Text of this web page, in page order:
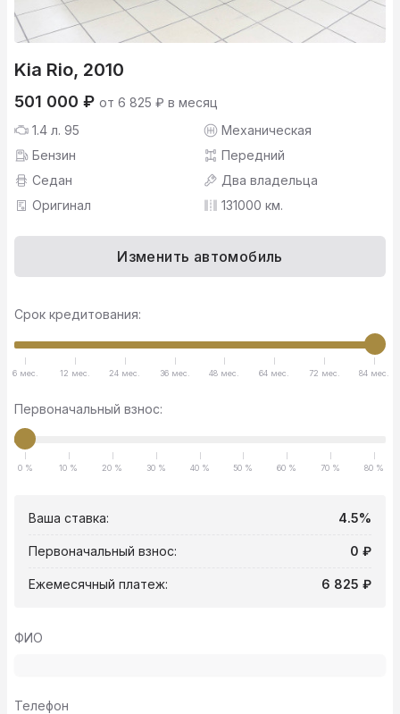
Kia Rio, 2010
501 000 ₽ от 6 825 ₽ в месяц
1.4 л. 95
Механическая
Бензин
Передний
Седан
Два владельца
Оригинал
131000 км.
Изменить автомобиль
Срок кредитования:
6 мес. 12 мес. 24 мес. 36 мес. 48 мес. 64 мес. 72 мес. 84 мес.
Первоначальный взнос:
0 % 10 % 20 % 30 % 40 % 50 % 60 % 70 % 80 %
Ваша ставка: 4.5%
Первоначальный взнос: 0 ₽
Ежемесячный платеж: 6 825 ₽
ФИО
Телефон